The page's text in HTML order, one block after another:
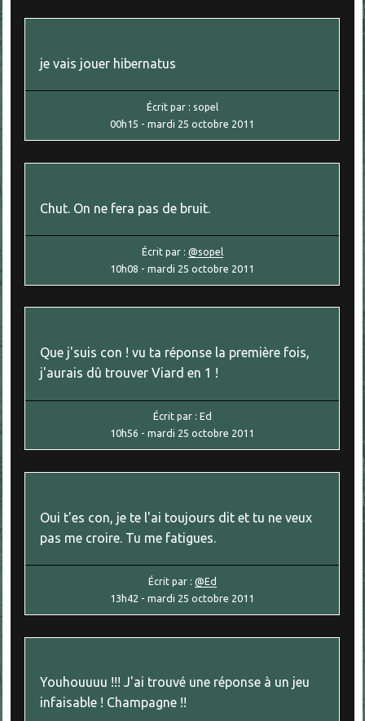
je vais jouer hibernatus
Écrit par : sopel
00h15 -mardi 25 octobre 2011
Chut. On ne fera pas de bruit.
Écrit par : @sopel
10h08 -mardi 25 octobre 2011
Que j'suis con ! vu ta réponse la première fois,
j'aurais dû trouver Viard en 1 !
Écrit par : Ed
10h56 -mardi 25 octobre 2011
Oui t'es con, je te l'ai toujours dit et tu ne veux
pas me croire. Tu me fatigues.
Écrit par : @Ed
13h42 -mardi 25 octobre 2011
Youhouuuu !!! J'ai trouvé une réponse à un jeu
infaisable ! Champagne !!